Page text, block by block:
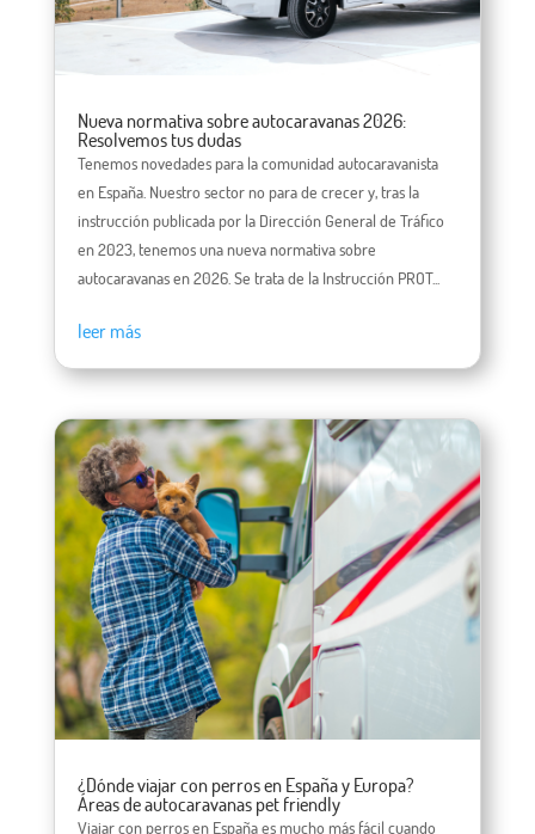
Nueva normativa sobre autocaravanas 2026:
Resolvemos tus dudas
Tenemos novedades para la comunidad autocaravanista
en España. Nuestro sector no para de crecer y, tras la
instrucción publicada por la Dirección General de Tráfico
en 2023, tenemos una nueva normativa sobre
autocaravanas en 2026. Se trata de la Instrucción PROT...
leer más
¿Dónde viajar con perros en España y Europa?
Áreas de autocaravanas pet friendly
Viajar con perros en España es mucho más fácil cuando